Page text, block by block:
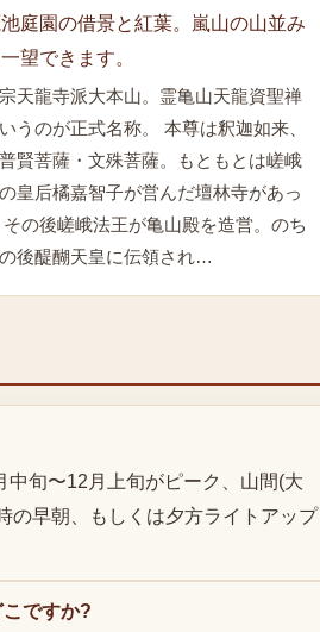
庭園の借景と紅葉。嵐山の山並み
望できます。
天龍寺派大本山。霊亀山天龍資聖禅
うのが正式名称。 本尊は釈迦如来、
賢菩薩・文殊菩薩。もともとは嵯峨
皇后橘嘉智子が営んだ壇林寺があっ
その後嵯峨法王が亀山殿を造営。のち
後醍醐天皇に伝領され…
旬〜12月上旬がピーク、山間(大
の早朝、もしくは夕方ライトアップ
ですか?